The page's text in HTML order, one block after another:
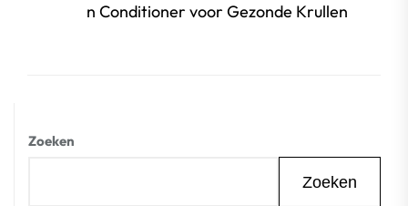
n Conditioner voor Gezonde Krullen
Zoeken
Zoeken